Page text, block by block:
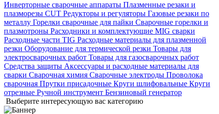
Инверторные сварочные аппараты Плазменные резаки и
плазморезы CUT Редукторы и регуляторы Газовые резаки по
металлу Горелки сварочные для пайки Сварочные горелки и
плазмотроны Расходники и комплектующие MIG сварки
Расходные части TIG Расходные материалы для плазменной
резки Оборудование для термической резки Товары для
электросварочных работ Товары для газосварочных работ
Средства защиты Аксессуары и расходные материалы для
сварки Сварочная химия Сварочные электроды Проволока
сварочная Прутки присадочные Круги шлифовальные Круги
отрезные Ручной инструмент Бензиновый генератор
Выберите интересующую вас категорию